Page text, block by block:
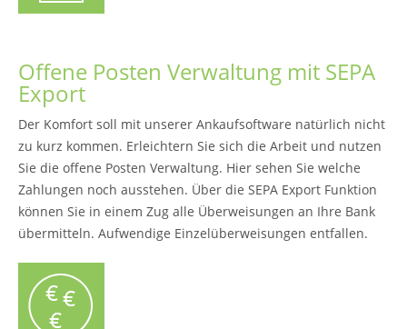
Offene Posten Verwaltung mit SEPA
Export
Der Komfort soll mit unserer Ankaufsoftware natürlich nicht
zu kurz kommen. Erleichtern Sie sich die Arbeit und nutzen
Sie die offene Posten Verwaltung. Hier sehen Sie welche
Zahlungen noch ausstehen. Über die SEPA Export Funktion
können Sie in einem Zug alle Überweisungen an Ihre Bank
übermitteln. Aufwendige Einzelüberweisungen entfallen.